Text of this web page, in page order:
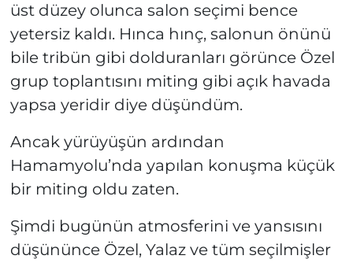
üst düzey olunca salon seçimi bence
yetersiz kaldı. Hınca hınç, salonun önünü
bile tribün gibi dolduranları görünce Özel
grup toplantısını miting gibi açık havada
yapsa yeridir diye düşündüm.
Ancak yürüyüşün ardından
Hamamyolu’nda yapılan konuşma küçük
bir miting oldu zaten.
Şimdi bugünün atmosferini ve yansısını
düşününce Özel, Yalaz ve tüm seçilmişler